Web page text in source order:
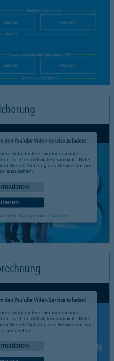
YouTube Video-Service zu laden!
Drittanbieters, um Videoinhalte
zu Ihren Aktivitäten sammeln. Bitte
Sie der Nutzung des Service zu, um
anzusehen.
Management Platform
YouTube Video-Service zu laden!
Drittanbieters, um Videoinhalte
zu Ihren Aktivitäten sammeln. Bitte
Sie der Nutzung des Service zu, um
anzusehen.